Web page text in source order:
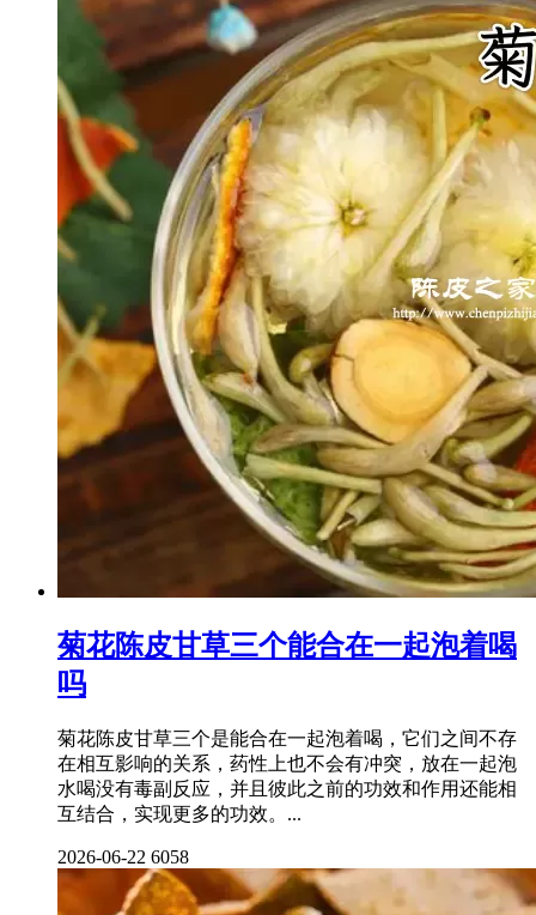
菊花陈皮甘草三个能合在一起泡着喝
吗
菊花陈皮甘草三个是能合在一起泡着喝，它们之间不存
在相互影响的关系，药性上也不会有冲突，放在一起泡
水喝没有毒副反应，并且彼此之前的功效和作用还能相
互结合，实现更多的功效。...
2026-06-22 6058